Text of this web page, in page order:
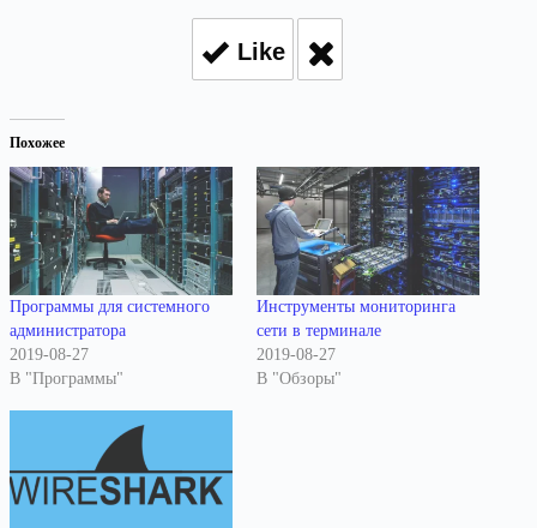
Like
Похожее
Программы для системного
администратора
2019-08-27
В "Программы"
Инструменты мониторинга
сети в терминале
2019-08-27
В "Обзоры"